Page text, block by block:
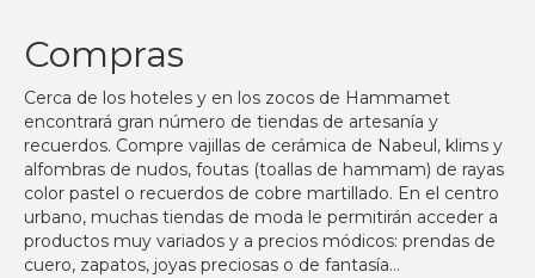
Compras
Cerca de los hoteles y en los zocos de Hammamet
encontrará gran número de tiendas de artesanía y
recuerdos. Compre vajillas de cerámica de Nabeul, klims y
alfombras de nudos, foutas (toallas de hammam) de rayas
color pastel o recuerdos de cobre martillado. En el centro
urbano, muchas tiendas de moda le permitirán acceder a
productos muy variados y a precios módicos: prendas de
cuero, zapatos, joyas preciosas o de fantasía…